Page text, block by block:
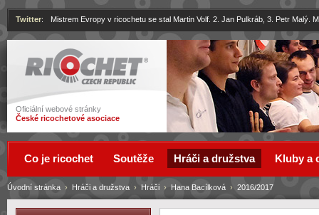
Ricochet
Oficiální webové stránky
České ricochetové asociace
Twitter: Mistrem Evropy v ricochetu se stal Martin Volf. 2. Jan Pulkráb, 3. Petr Malý.
Úvodní stránka › Hráči a družstva › Hráči › Hana Bacílková › 2016/2017
Co je ricochet Soutěže Hráči a družstva Kluby a